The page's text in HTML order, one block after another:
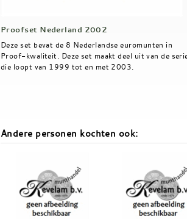
Proofset Nederland 2002
Deze set bevat de 8 Nederlandse euromunten in
Proof-kwaliteit. Deze set maakt deel uit van de
die loopt van 1999 tot en met 2003.
Andere personen kochten ook: